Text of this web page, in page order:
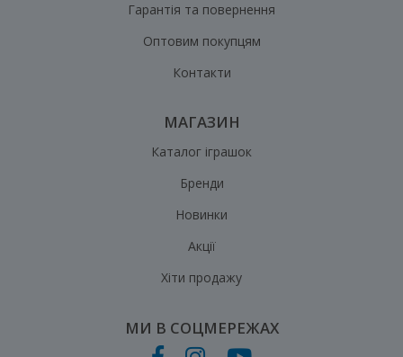
Гарантія та повернення
Оптовим покупцям
Контакти
МАГАЗИН
Каталог іграшок
Бренди
Новинки
Акції
Хіти продажу
МИ В СОЦМЕРЕЖАХ